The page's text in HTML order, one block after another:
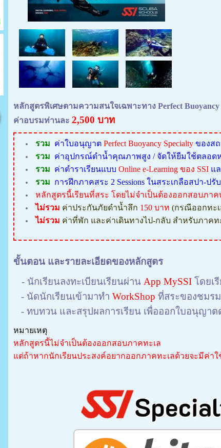
หลักสูตรพิเศษตามความสนใจเฉพาะทาง Perfect Buoyancy
ค่าอบรมท่านละ 2,500 บาท
รวม ค่าใบอนุญาตPerfect Buoyancy Specialty ของส
รวม ค่าอุปกรณ์ดำน้ำคุณภาพสูง / จัดให้ยืมใช้ตลอด
รวม ค่าตำราเรียนแบบOnline e-Learning ของ SSI แ
รวม การฝึกภาคสระ 2 Sessions ในสระเกลือสปา-ป
หลักสูตรนี้เรียนที่สระ โดยไม่จำเป็นต้องออกสอบภาค
ไม่รวม ค่าประกันภัยดำน้ำลึก 150 บาท(กรณีออกทะ
ไม่รวม ค่าที่พัก และค่าเดินทางไป-กลับ สำหรับภาคท
ขั้นตอน และรายละเอียดของหลักสูตร
- นักเรียนลงทะเบียนเรียนผ่าน App MySSI โดยเ
- นัดนักเรียนเข้ามาทำ WorkShop ที่สระของชมร
- ทบทวน และสรุปผลการเรียน เพื่อออกใบอนุญาต
หมายเหตุ
หลักสูตรนี้ไม่จำเป็นต้องออกสอบภาคทะเล
แต่ถ้าหากนักเรียนประสงค์อยากออกภาคทะเลด้วยจะมีค่าใ